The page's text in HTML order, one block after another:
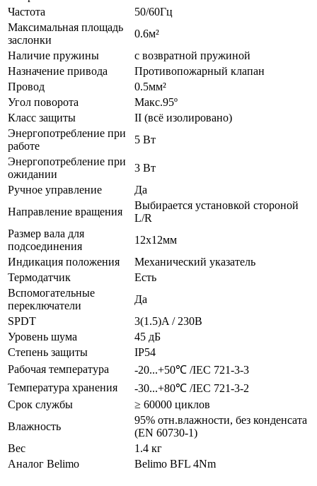
Частота
50/60Гц
Максимальная площадь
заслонки
0.6м²
Наличие пружины
с возвратной пружиной
Назначение привода
Противопожарный клапан
Провод
0.5мм²
Угол поворота
Макс.95º
Класс защиты
II (всё изолировано)
Энергопотребление при
работе
5 Вт
Энергопотребление при
ожидании
3 Вт
Ручное управление
Да
Направление вращения
Выбирается установкой стороной
L/R
Размер вала для
подсоединения
12х12мм
Индикация положения
Механический указатель
Термодатчик
Есть
Вспомогательные
переключатели
Да
SPDT
3(1.5)A / 230В
Уровень шума
45 дБ
Степень защиты
IP54
Рабочая температура
-20...+50℃ /IEC 721-3-3
Температура хранения
-30...+80℃ /IEC 721-3-2
Срок службы
≥ 60000 циклов
Влажность
95% отн.влажности, без конденсата
(EN 60730-1)
Вес
1.4 кг
Аналог Belimo
Belimo BFL 4Nm